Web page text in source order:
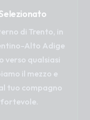
di Trento, in
Alto Adige
verso qualsiasi
il mezzo e
tuo compagno